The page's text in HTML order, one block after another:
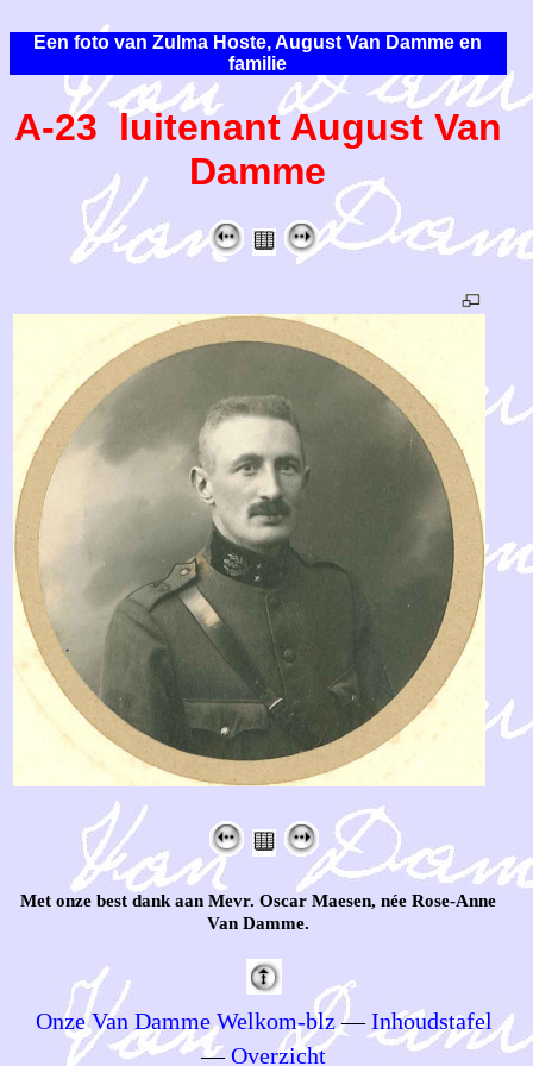
Een foto van Zulma Hoste, August Van Damme en
familie
A-23 luitenant August Van
Damme
Met onze best dank aan Mevr. Oscar Maesen, née Rose-Anne
Van Damme.
Onze Van Damme Welkom-blz—Inhoudstafel
—Overzicht